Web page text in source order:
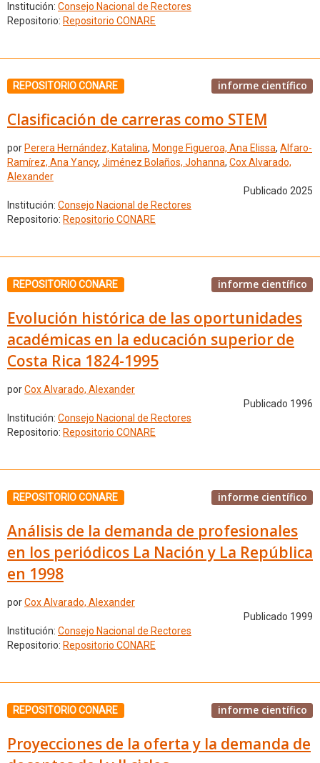
Institución: Consejo Nacional de Rectores
Repositorio: Repositorio CONARE
REPOSITORIO CONARE informe científico
Clasificación de carreras como STEM
por Perera Hernández, Katalina, Monge Figueroa, Ana Elissa, Alfaro-
Ramírez, Ana Yancy, Jiménez Bolaños, Johanna, Cox Alvarado,
Alexander
Publicado 2025
Institución: Consejo Nacional de Rectores
Repositorio: Repositorio CONARE
REPOSITORIO CONARE informe científico
Evolución histórica de las oportunidades
académicas en la educación superior de
Costa Rica 1824-1995
porCox Alvarado, Alexander
Publicado 1996
Institución: Consejo Nacional de Rectores
Repositorio: Repositorio CONARE
REPOSITORIO CONARE informe científico
Análisis de la demanda de profesionales
en los periódicos La Nación y La República
en 1998
porCox Alvarado, Alexander
Publicado 1999
Institución: Consejo Nacional de Rectores
Repositorio: Repositorio CONARE
REPOSITORIO CONARE informe científico
Proyecciones de la oferta y la demanda de